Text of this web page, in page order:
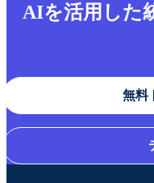
AIを活用した
無料